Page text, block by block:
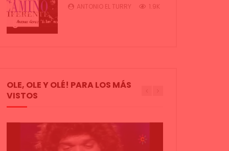
5
ANTONIO EL TURRY 1.9K
OLE, OLE Y OLÉ! PARA LOS MÁS
VISTOS